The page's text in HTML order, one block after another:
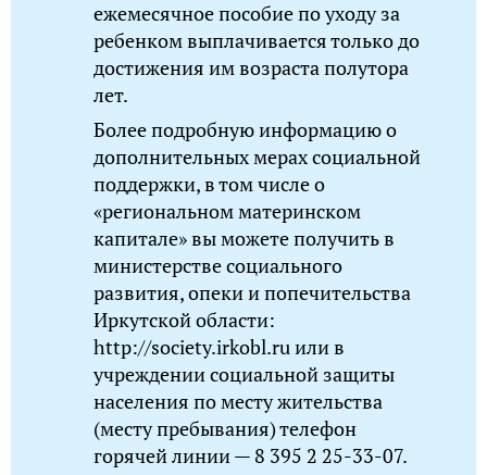
ежемесячное пособие по уходу за
ребенком выплачивается только до
достижения им возраста полутора
лет.
Более подробную информацию о
дополнительных мерах социальной
поддержки, в том числе о
«региональном материнском
капитале» вы можете получить в
министерстве социального
развития, опеки и попечительства
Иркутской области:
http://society.irkobl.ru или в
учреждении социальной защиты
населения по месту жительства
(месту пребывания) телефон
горячей линии — 8 395 2 25-33-07.